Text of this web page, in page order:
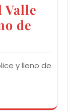
Valle
de
y lleno de